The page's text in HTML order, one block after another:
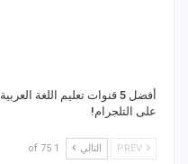
أفضل 5 قنوات تعليم اللغة العربية
على التلجرام!
التالي 1 of 75